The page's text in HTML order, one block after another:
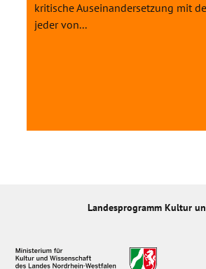
kritische Auseinandersetzung mit
jeder von...
Landesprogramm Kultur